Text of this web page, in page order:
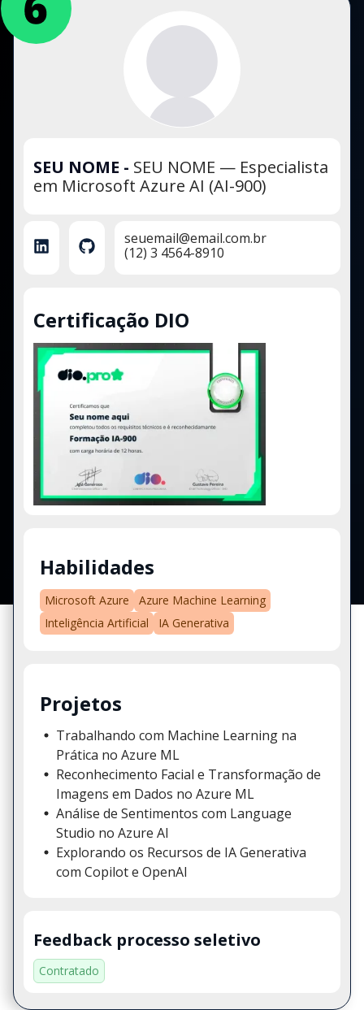
SEU NOME - SEU NOME — Especialista
em Microsoft Azure AI (AI-900)
seuemail@email.com.br
(12) 3 4564-8910
Certificação DIO
Habilidades
Microsoft Azure
Azure Machine Learning
Inteligência Artificial
IA Generativa
Projetos
Trabalhando com Machine Learning na
Prática no Azure ML
Reconhecimento Facial e Transformação de
Imagens em Dados no Azure ML
Análise de Sentimentos com Language
Studio no Azure AI
Explorando os Recursos de IA Generativa
com Copilot e OpenAI
Feedback processo seletivo
Contratado